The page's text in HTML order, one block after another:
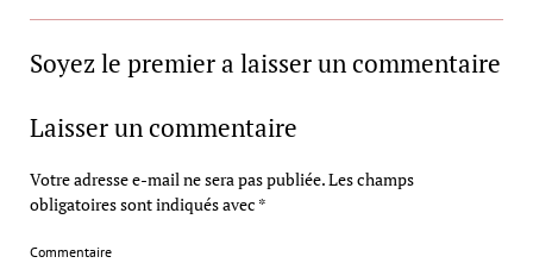
Soyez le premier a laisser un commentaire
Laisser un commentaire
Votre adresse e-mail ne sera pas publiée.Les champs
obligatoires sont indiqués avec *
Commentaire